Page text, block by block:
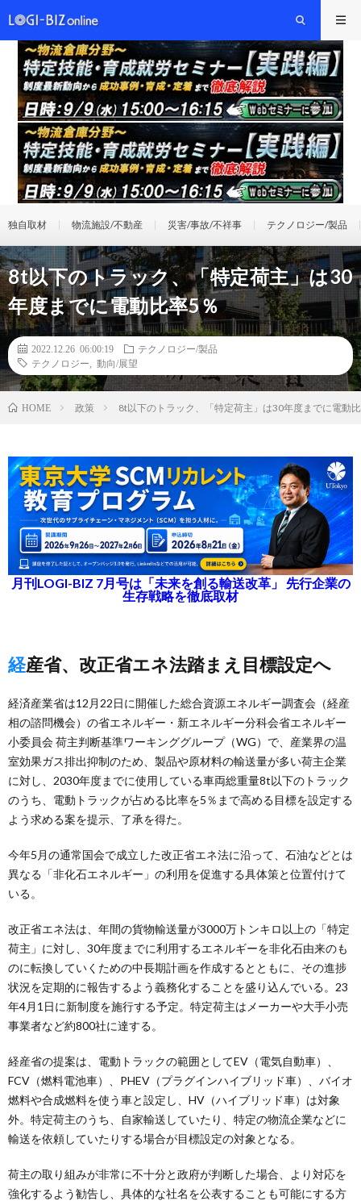
独自取材 物流施設/不動産 災害/事故/不祥事 テクノロジー/製品
8t以下のトラック、「特定荷主」は30
年度までに電動比率5％
2022.12.26 06:00:19
テクノロジー/製品
テクノロジー
動向/展望
HOME 政策 8t以下のトラック、「特定荷主」は30年度までに電動
月刊LOGI-BIZ 7月号は「未来を創る輸送改革」 先行企業の
生存戦略を徹底取材
経産省、改正省エネ法踏まえ目標設定へ
経済産業省は12月22日に開催した総合資源エネルギー調査会（経産
相の諮問機会）の省エネルギー・新エネルギー分科会省エネルギー
小委員会 荷主判断基準ワーキンググループ（WG）で、産業界の温
室効果ガス排出抑制のため、製品や原材料の輸送量が多い荷主企業
に対し、2030年度までに使用している車両総重量8t以下のトラック
のうち、電動トラックが占める比率を5％まで高める目標を設定する
よう求める案を提示、了承を得た。
今年5月の通常国会で成立した改正省エネ法に沿って、石油などとは
異なる「非化石エネルギー」の利用を促進する具体策と位置付けて
いる。
改正省エネ法は、年間の貨物輸送量が3000万トンキロ以上の「特定
荷主」に対し、30年度までに利用するエネルギーを非化石由来のも
のに転換していくための中長期計画を作成するとともに、その進捗
状況を定期的に報告するよう義務化することを盛り込んでいる。23
年4月1日に新制度を施行する予定。特定荷主はメーカーや大手小売
事業者など約800社に達する。
経産省の提案は、電動トラックの範囲としてEV（電気自動車）、
FCV（燃料電池車）、PHEV（プラグインハイブリッド車）、バイオ
燃料や合成燃料を使う車と設定し、HV（ハイブリッド車）は対象
外。特定荷主のうち、自家輸送していたり、特定の物流企業などに
輸送を依頼していたりする場合が目標設定の対象となる。
荷主の取り組みが非常に不十分と政府が判断した場合、より対応を
強化するよう勧告し、具体的な社名を公表することも可能にする方